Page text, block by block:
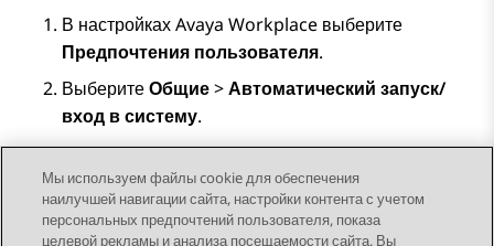
В настройкахAvaya Workplace выберите
Предпочтения пользователя.
ВыберитеОбщие>Автоматический запуск/
вход в систему.
Сохраните изменения.
Мы используем файлы cookie для обеспечения
наилучшей навигации сайта, настройки контента с учетом
персональных предпочтений пользователя, показа
целевой рекламы и анализа посещаемости сайта. Вы